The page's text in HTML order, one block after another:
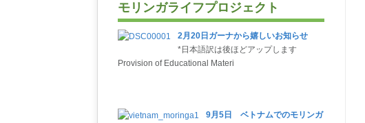
モリンガライフプロジェクト
2月20日ガーナから嬉しいお知らせ
*日本語訳は後ほどアップします
Provision of Educational Materi
9月5日 ベトナムでのモリンガ